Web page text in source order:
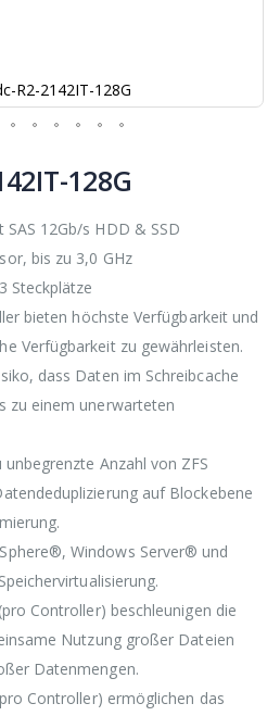
R2-2142IT-128G
128G
12Gb/s HDD & SSD
bis zu 3,0 GHz
Steckplätze
bieten höchste Verfügbarkeit und
Verfügbarkeit zu gewährleisten.
dass Daten im Schreibcache
zu einem unerwarteten
Anzahl von ZFS
auf Blockebene
Windows Server® und
Controller) beschleunigen die
Nutzung großer Dateien
Datenmengen.
Controller) ermöglichen das